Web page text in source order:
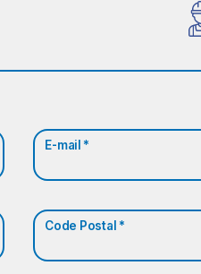
E-mail *
Code Postal *